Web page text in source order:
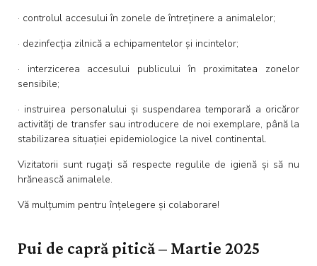
· controlul accesului în zonele de întreținere a animalelor;
· dezinfecția zilnică a echipamentelor și incintelor;
· interzicerea accesului publicului în proximitatea zonelor
sensibile;
· instruirea personalului și suspendarea temporară a oricăror
activități de transfer sau introducere de noi exemplare, până la
stabilizarea situației epidemiologice la nivel continental.
Vizitatorii sunt rugați să respecte regulile de igienă și să nu
hrănească animalele.
Vă mulțumim pentru înțelegere și colaborare!
Pui de capră pitică – Martie 2025